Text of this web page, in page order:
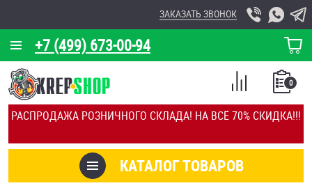
РАСПРОДАЖА РОЗНИЧНОГО СКЛАДА! НА ВСЁ 70% СКИДКА!!!
+7 (499) 673-00-94
ЗАКАЗАТЬ ЗВОНОК
КОРЗИНА
О КОМПАНИИ
КАЛЬКУЛЯТОР
ОТЗЫВЫ
КАТАЛОГ ТОВАРОВ
0
СПИСОК
СРАВНЕНИЕ